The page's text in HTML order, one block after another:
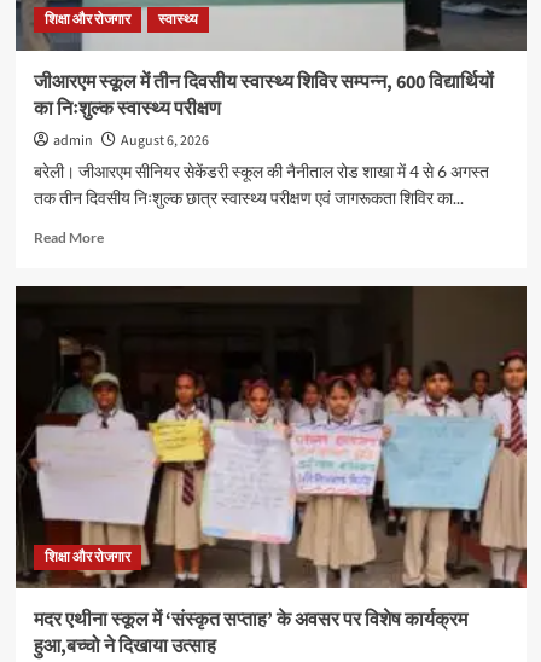
शिक्षा और रोजगार स्वास्थ्य
जीआरएम स्कूल में तीन दिवसीय स्वास्थ्य शिविर सम्पन्न, 600 विद्यार्थियों
का निःशुल्क स्वास्थ्य परीक्षण
admin
August 6, 2026
बरेली। जीआरएम सीनियर सेकेंडरी स्कूल की नैनीताल रोड शाखा में 4 से 6 अगस्त
तक तीन दिवसीय निःशुल्क छात्र स्वास्थ्य परीक्षण एवं जागरूकता शिविर का...
Read MoreRead
में
तीन
दिवसीय
स्वास्थ्य
विद्यार्थियों
का
निःशुल्क
स्वास्थ्य
शिक्षा और रोजगार
मदर एथीना स्कूल में ‘संस्कृत सप्ताह’ के अवसर पर विशेष कार्यक्रम
हुआ,बच्चो ने दिखाया उत्साह